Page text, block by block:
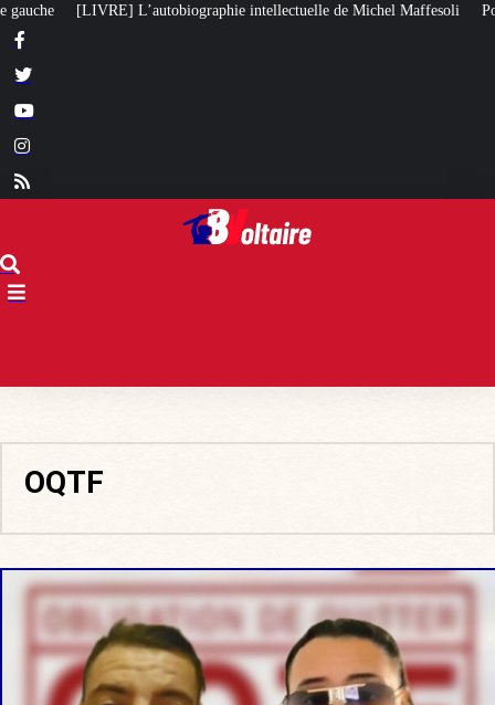
intellectuelle de Michel Maffesoli Pour regagner son influence en
OQTF